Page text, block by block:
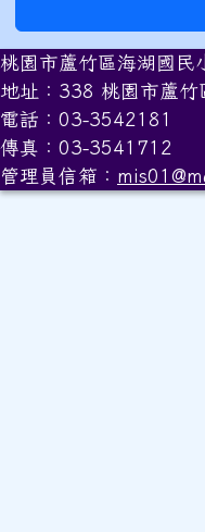
桃園市蘆竹區海湖國民
地址：338 桃園市蘆
電話：03-3542181
傳真：03-3541712
管理員信箱：